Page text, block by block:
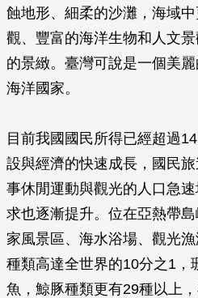
蝕地形、細柔的沙灘，海域
觀、豐富的海洋生物和人文
的景緻。臺灣可說是一個美
海洋國家。
目前我國國民所得已經超過
設與經濟的快速成長，國民
事休閒運動與觀光的人口急
求也逐漸提升。位在亞熱帶
家風景區、海水浴場、觀光
種類高達全世界的10分之1，
魚，鯨豚種類更有29種以上